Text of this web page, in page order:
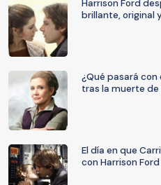
Harrison Ford
brillante, original
¿Qué pasará con
tras la muerte de
El día en que
con Harrison